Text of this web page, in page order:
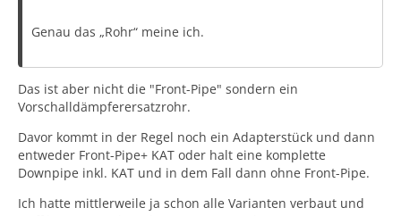
Genau das „Rohr“ meine ich.
Das ist aber nicht die "Front-Pipe" sondern ein
Vorschalldämpferersatzrohr.
Davor kommt in der Regel noch ein Adapterstück und dann
entweder Front-Pipe+ KAT oder halt eine komplette
Downpipe inkl. KAT und in dem Fall dann ohne Front-Pipe.
Ich hatte mittlerweile ja schon alle Varianten verbaut und